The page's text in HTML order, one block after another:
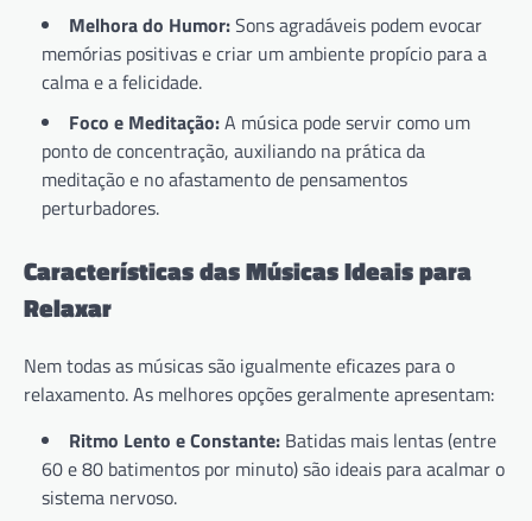
Melhora do Humor:Sons agradáveis podem evocar
memórias positivas e criar um ambiente propício para a
calma e a felicidade.
Foco e Meditação:A música pode servir como um
ponto de concentração, auxiliando na prática da
meditação e no afastamento de pensamentos
perturbadores.
Características das Músicas Ideais para
Relaxar
Nem todas as músicas são igualmente eficazes para o
relaxamento. As melhores opções geralmente apresentam:
Ritmo Lento e Constante: Batidas mais lentas (entre
60 e 80 batimentos por minuto) são ideais para acalmar o
sistema nervoso.